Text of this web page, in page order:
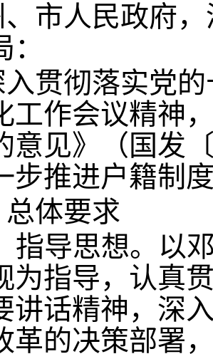
市人民政府
入贯彻落实党
工作会议精神
意见》（国发
步推进户籍制
体要求
指导思想。以
为指导，认真
讲话精神，深
革的决策部署